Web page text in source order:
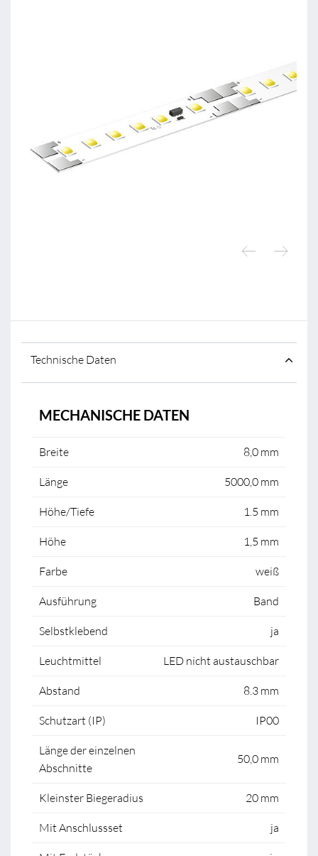
Technische Daten
MECHANISCHE DATEN
Breite 8,0 mm
Länge 5000,0 mm
Höhe/Tiefe 1.5 mm
Höhe 1,5 mm
Farbe weiß
Ausführung Band
Selbstklebend ja
Leuchtmittel LED nicht austauschbar
Abstand 8.3 mm
Schutzart (IP) IP00
Länge der einzelnen
Abschnitte
50,0 mm
Kleinster Biegeradius 20 mm
Mit Anschlussset ja